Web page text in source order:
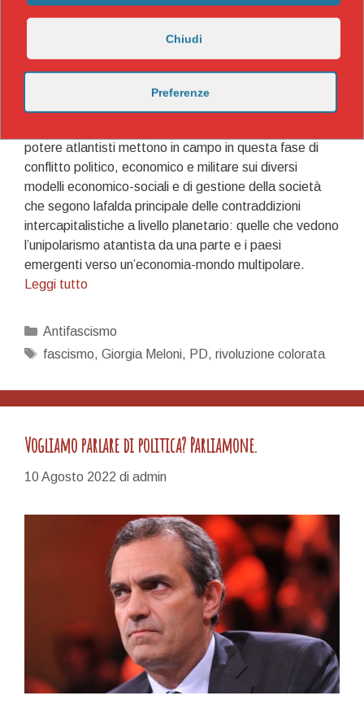
penso che il dibattito a sinistra sia viziato dalla tara
politica che si è evidenziata con la miopia su cosa sia
oggi l’autoitarismo neoliberale, ossia l’insieme di
potere atlantisti mettono in campo in questa fase di
conflitto politico, economico e militare sui diversi
modelli economico-sociali e di gestione della società
che segono lafalda principale delle contraddizioni
intercapitalistiche a livello planetario: quelle che vedono
l’unipolarismo atantista da una parte e i paesi
emergenti verso un’economia-mondo multipolare.
Leggi tuttoIl
Categorie
Antifascismo
Tag
fascismo, Giorgia Meloni, PD, rivoluzione colorata
Vogliamo parlare di politica? Parliamone.
10 Agosto 2022 di admin
Chiudi
Preferenze